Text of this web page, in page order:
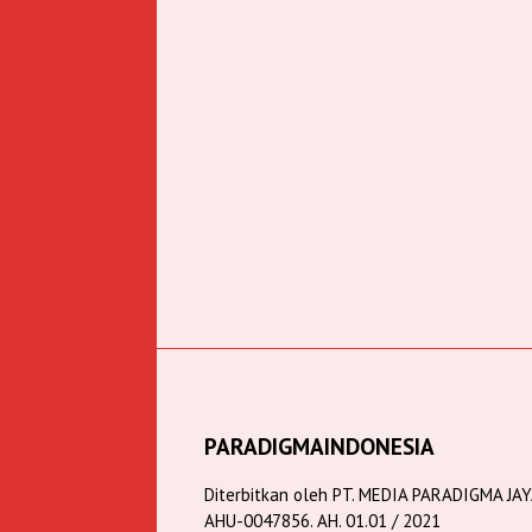
PARADIGMAINDONESIA
Diterbitkan oleh PT. MEDIA PARADIGMA
AHU-0047856. AH. 01.01 / 2021